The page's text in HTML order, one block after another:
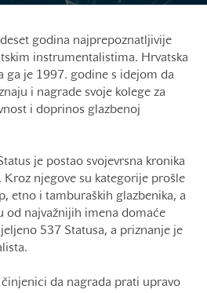
godina najprepoznatljivije
instrumentalistima. Hrvatska
ga je 1997. godine s idejom da
i nagrade svoje kolege za
i doprinos glazbenoj
je postao svojevrsna kronika
Kroz njegove su kategorije prošle
etno i tamburaških glazbenika, a
od najvažnijih imena domaće
537 Statusa, a priznanje je
činjenici da nagrada prati upravo